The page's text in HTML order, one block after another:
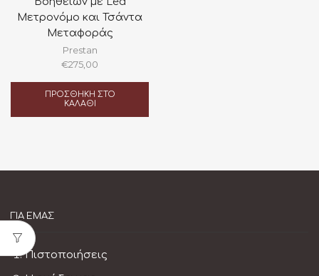
Μετρονόμο και Τσάντα
Μεταφοράς
Prestan
€275,00
ΠΡΟΣΘΉΚΗ ΣΤΟ
ΚΑΛΆΘΙ
ΓΙΑ ΕΜΆΣ
Πιστοποιήσεις